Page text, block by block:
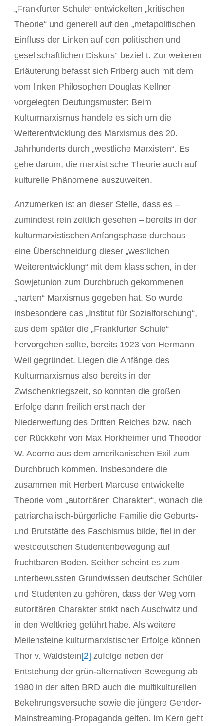
„Frankfurter Schule“ entwickelten „kritischen
Theorie“ und generell auf den „metapolitischen
Einfluss der Linken auf den politischen und
gesellschaftlichen Diskurs“ bezieht. Zur weiteren
Erläuterung befasst sich Friberg auch mit dem
vom linken Philosophen Douglas Kellner
vorgelegten Deutungsmuster: Beim
Kulturmarxismus handele es sich um die
Weiterentwicklung des Marxismus des 20.
Jahrhunderts durch „westliche Marxisten“. Es
gehe darum, die marxistische Theorie auch auf
kulturelle Phänomene auszuweiten.
Anzumerken ist an dieser Stelle, dass es –
zumindest rein zeitlich gesehen – bereits in der
kulturmarxistischen Anfangsphase durchaus
eine Überschneidung dieser „westlichen
Weiterentwicklung“ mit dem klassischen, in der
Sowjetunion zum Durchbruch gekommenen
„harten“ Marxismus gegeben hat. So wurde
insbesondere das „Institut für Sozialforschung“,
aus dem später die „Frankfurter Schule“
hervorgehen sollte, bereits 1923 von Hermann
Weil gegründet. Liegen die Anfänge des
Kulturmarxismus also bereits in der
Zwischenkriegszeit, so konnten die großen
Erfolge dann freilich erst nach der
Niederwerfung des Dritten Reiches bzw. nach
der Rückkehr von Max Horkheimer und Theodor
W. Adorno aus dem amerikanischen Exil zum
Durchbruch kommen. Insbesondere die
zusammen mit Herbert Marcuse entwickelte
Theorie vom „autoritären Charakter“, wonach die
patriarchalisch-bürgerliche Familie die Geburts-
und Brutstätte des Faschismus bilde, fiel in der
westdeutschen Studentenbewegung auf
fruchtbaren Boden. Seither scheint es zum
unterbewussten Grundwissen deutscher Schüler
und Studenten zu gehören, dass der Weg vom
autoritären Charakter strikt nach Auschwitz und
in den Weltkrieg geführt habe. Als weitere
Meilensteine kulturmarxistischer Erfolge können
Thor v. Waldstein[2] zufolge neben der
Entstehung der grün-alternativen Bewegung ab
1980 in der alten BRD auch die multikulturellen
Bekehrungsversuche sowie die jüngere Gender-
Mainstreaming-Propaganda gelten. Im Kern geht